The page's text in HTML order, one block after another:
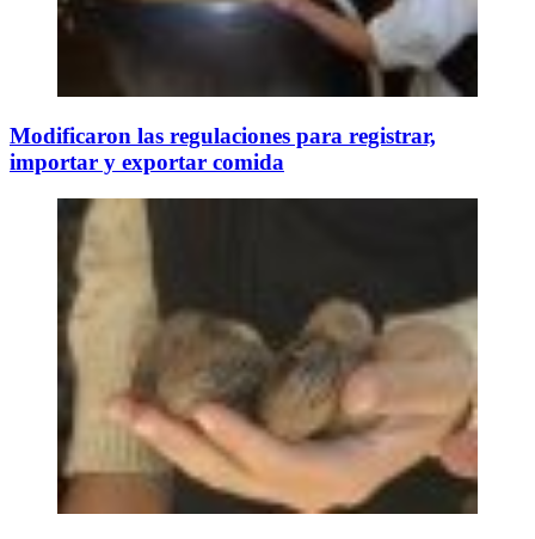
Modificaron las regulaciones para registrar,
importar y exportar comida